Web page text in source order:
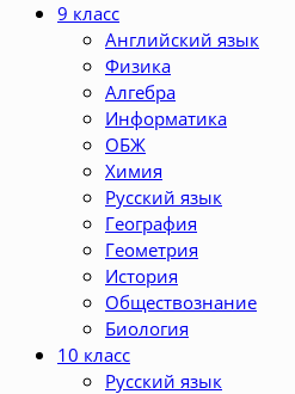
9 класс
Английский язык
Физика
Алгебра
Информатика
ОБЖ
Химия
Русский язык
География
Геометрия
История
Обществознание
Биология
10 класс
Русский язык